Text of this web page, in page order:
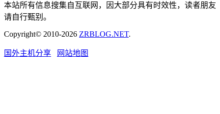
本站所有信息搜集自互联网，因大部分具有时效性，读者朋友
请自行甄别。
Copyright© 2010-2026 ZRBLOG.NET.
国外主机分享 网站地图